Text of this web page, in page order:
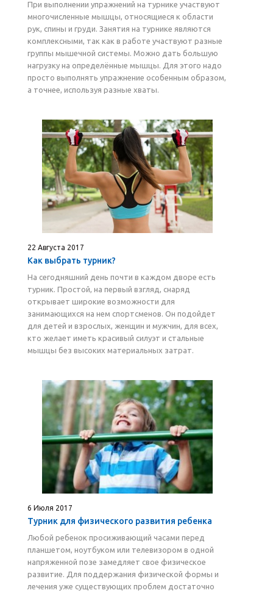
При выполнении упражнений на турнике участвуют
многочисленные мышцы, относящиеся к области
рук, спины и груди. Занятия на турнике являются
комплексными, так как в работе участвуют разные
группы мышечной системы. Можно дать большую
нагрузку на определённые мышцы. Для этого надо
просто выполнять упражнение особенным образом,
а точнее, используя разные хваты.
22 Августа 2017
Как выбрать турник?
На сегодняшний день почти в каждом дворе есть
турник. Простой, на первый взгляд, снаряд
открывает широкие возможности для
занимающихся на нем спортсменов. Он подойдет
для детей и взрослых, женщин и мужчин, для всех,
кто желает иметь красивый силуэт и стальные
мышцы без высоких материальных затрат.
6 Июля 2017
Турник для физического развития ребенка
Любой ребенок просиживающий часами перед
планшетом, ноутбуком или телевизором в одной
напряженной позе замедляет свое физическое
развитие. Для поддержания физической формы и
лечения уже существующих проблем достаточно